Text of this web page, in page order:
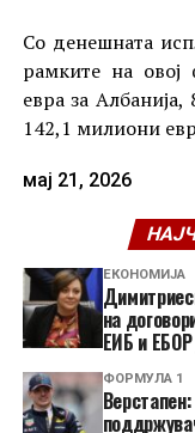
Со денешната
рамките на
евра за
142,1 милиони
мај 21, 2026
ЕКОНОМИЈА
на
ЕИБ и ЕБОР
ФОРМУЛА 1